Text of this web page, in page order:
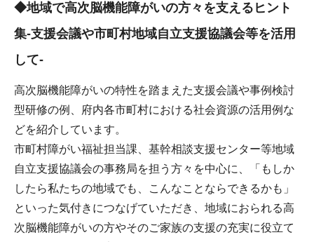
◆地域で高次脳機能障がいの方々を支えるヒント
集-支援会議や市町村地域自立支援協議会等を活用
して-
高次脳機能障がいの特性を踏まえた支援会議や事例検討
型研修の例、府内各市町村における社会資源の活用例な
どを紹介しています。
市町村障がい福祉担当課、基幹相談支援センター等地域
自立支援協議会の事務局を担う方々を中心に、「もしか
したら私たちの地域でも、こんなことならできるかも」
といった気付きにつなげていただき、地域におられる高
次脳機能障がいの方やそのご家族の支援の充実に役立て